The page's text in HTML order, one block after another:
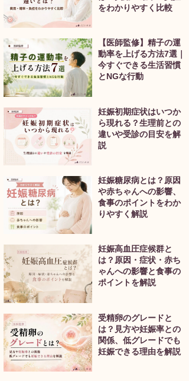
をわかりやすく比較
【医師監修】精子の運
動率を上げる方法7選｜
今すぐできる生活習慣
とNGな行動
妊娠初期症状はいつか
ら現れる？生理前との
違いや受診の目安を解
説
妊娠糖尿病とは？原因
や赤ちゃんへの影響、
食事のポイントをわか
りやすく解説
妊娠高血圧症候群と
は？原因・症状・赤ち
ゃんへの影響と食事の
ポイントを解説
受精卵のグレードと
は？見方や妊娠率との
関係、低グレードでも
妊娠できる理由を解説